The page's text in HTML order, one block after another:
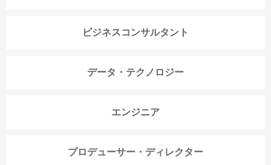
ビジネスコンサルタント
データ・テクノロジー
エンジニア
プロデューサー・ディレクター